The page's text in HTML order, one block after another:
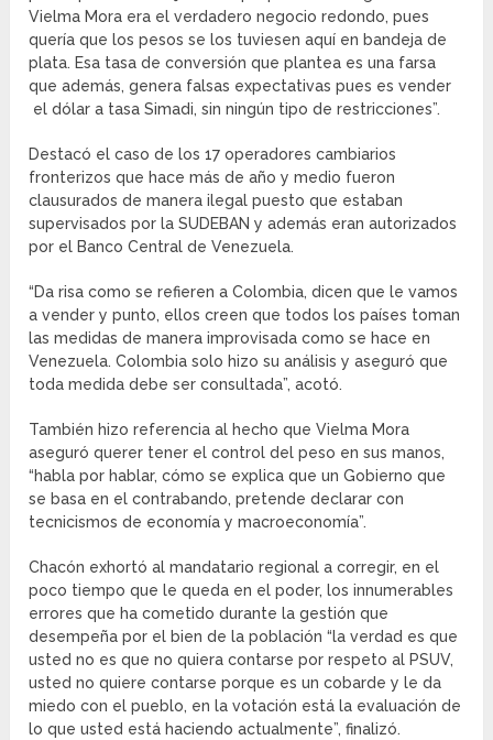
Vielma Mora era el verdadero negocio redondo, pues
quería que los pesos se los tuviesen aquí en bandeja de
plata. Esa tasa de conversión que plantea es una farsa
que además, genera falsas expectativas pues es vender
el dólar a tasa Simadi, sin ningún tipo de restricciones”.
Destacó el caso de los 17 operadores cambiarios
fronterizos que hace más de año y medio fueron
clausurados de manera ilegal puesto que estaban
supervisados por la SUDEBAN y además eran autorizados
por el Banco Central de Venezuela.
“Da risa como se refieren a Colombia, dicen que le vamos
a vender y punto, ellos creen que todos los países toman
las medidas de manera improvisada como se hace en
Venezuela. Colombia solo hizo su análisis y aseguró que
toda medida debe ser consultada”, acotó.
También hizo referencia al hecho que Vielma Mora
aseguró querer tener el control del peso en sus manos,
“habla por hablar, cómo se explica que un Gobierno que
se basa en el contrabando, pretende declarar con
tecnicismos de economía y macroeconomía”.
Chacón exhortó al mandatario regional a corregir, en el
poco tiempo que le queda en el poder, los innumerables
errores que ha cometido durante la gestión que
desempeña por el bien de la población “la verdad es que
usted no es que no quiera contarse por respeto al PSUV,
usted no quiere contarse porque es un cobarde y le da
miedo con el pueblo, en la votación está la evaluación de
lo que usted está haciendo actualmente”, finalizó.